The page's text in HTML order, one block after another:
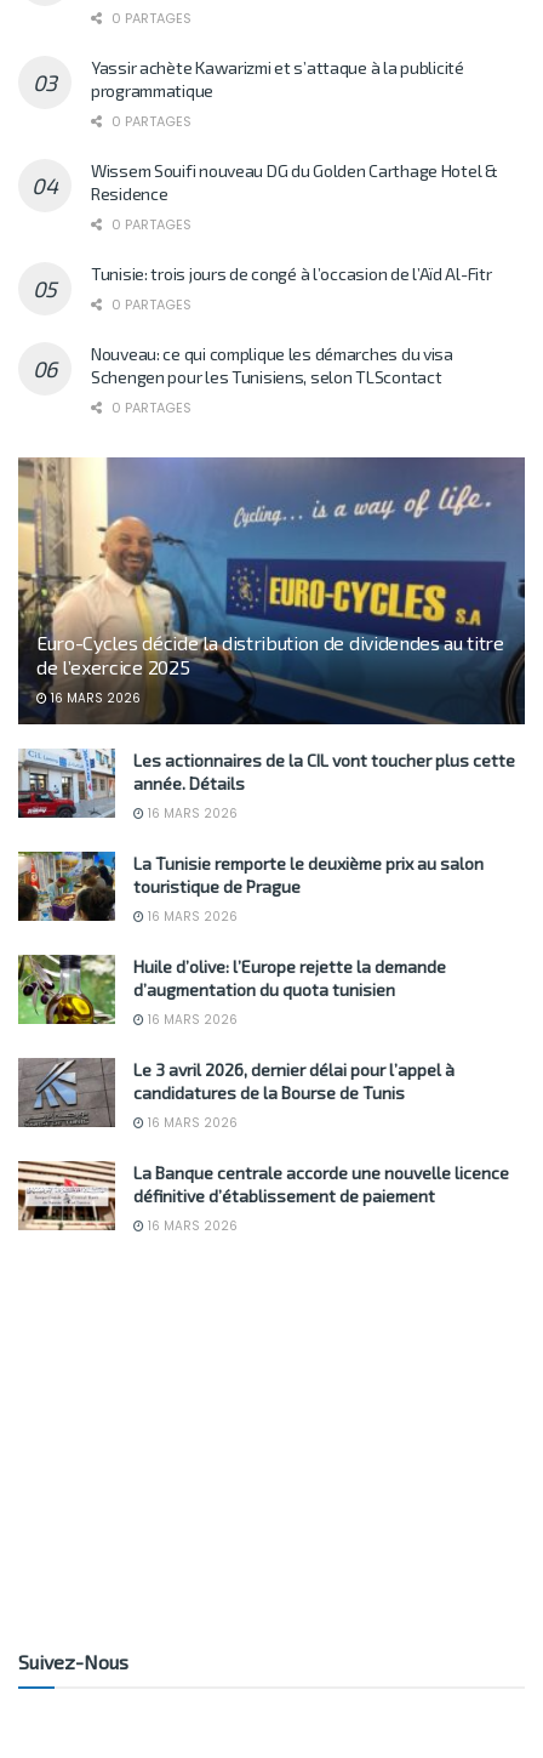
0 PARTAGES
Yassir achète Kawarizmi et s’attaque à la publicité
programmatique
0 PARTAGES
Wissem Souifi nouveau DG du Golden Carthage Hotel &
Residence
0 PARTAGES
Tunisie: trois jours de congé à l’occasion de l’Aïd Al-Fitr
0 PARTAGES
Nouveau: ce qui complique les démarches du visa
Schengen pour les Tunisiens, selon TLScontact
0 PARTAGES
Euro-Cycles décide la distribution de dividendes au titre
de l’exercice 2025
16 MARS 2026
Les actionnaires de la CIL vont toucher plus cette
année. Détails
16 MARS 2026
La Tunisie remporte le deuxième prix au salon
touristique de Prague
16 MARS 2026
Huile d’olive: l’Europe rejette la demande
d’augmentation du quota tunisien
16 MARS 2026
Le 3 avril 2026, dernier délai pour l’appel à
candidatures de la Bourse de Tunis
16 MARS 2026
La Banque centrale accorde une nouvelle licence
définitive d’établissement de paiement
16 MARS 2026
Suivez-Nous